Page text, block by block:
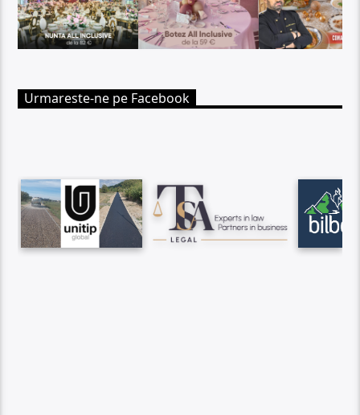
Urmareste-ne pe Facebook